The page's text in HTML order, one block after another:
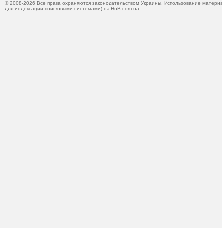
© 2008-2026 Все права охраняются законодательством Украины. Использование
для индексации поисковыми системами) на HnB.com.ua.